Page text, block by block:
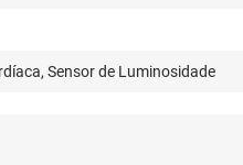
Sensor de Luminosidade